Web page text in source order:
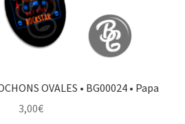
OVALES • BG00024 • Papa
3,00€